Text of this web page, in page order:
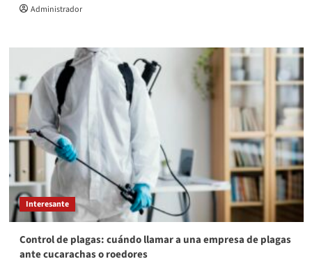
Administrador
Interesante
Control de plagas: cuándo llamar a una empresa de plagas
ante cucarachas o roedores